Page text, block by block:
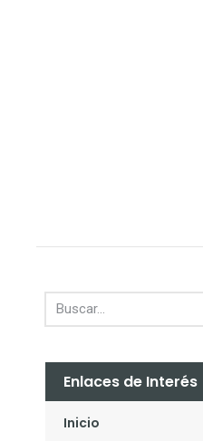
Enlaces de Interés
Inicio